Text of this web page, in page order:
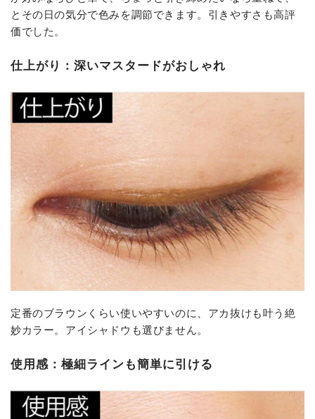
とその日の気分で色みを調節できます。引きやすさも高評
価でした。
仕上がり：深いマスタードがおしゃれ
定番のブラウンくらい使いやすいのに、アカ抜けも叶う絶
妙カラー。アイシャドウも選びません。
使用感：極細ラインも簡単に引ける